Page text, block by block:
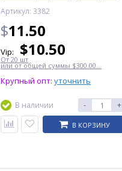
Артикул: 3382
$11.50
Vip: $10.50
От 20 шт
или от общей суммы $300.00...
Крупный опт: уточнить
В наличии - +
В КОРЗИНУ